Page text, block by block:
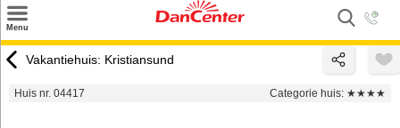
Menu
Inspiratie
Vakantiehuis: Kristiansund
Huis nr. 04417 Categorie huis: ★★★★